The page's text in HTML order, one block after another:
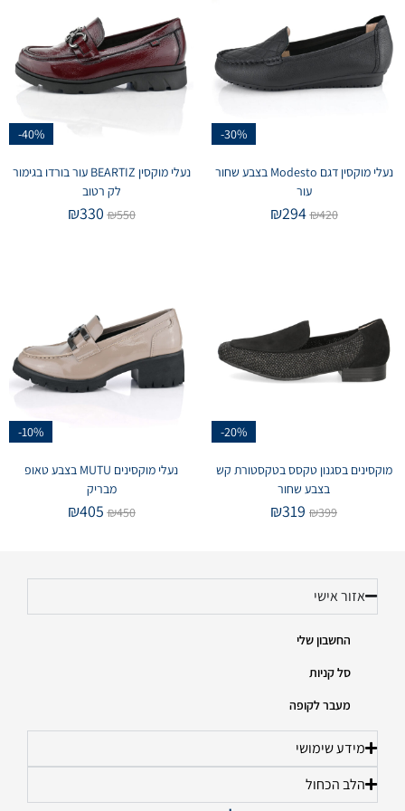
-30%
נעלי מוקסין דגם Modesto בצבע שחור
עור
₪420
₪294
-40%
נעלי מוקסין BEARTIZ עור בורדו בגימור
לק רטוב
₪550
₪330
-20%
מוקסינים בסגנון טקסס בטקסטורת קש
בצבע שחור
₪399
₪319
-10%
נעלי מוקסינים MUTU בצבע טאופ
מבריק
₪450
₪405
אזור אישי
החשבון שלי
סל קניות
מעבר לקופה
מידע שימושי
הלב הכחול